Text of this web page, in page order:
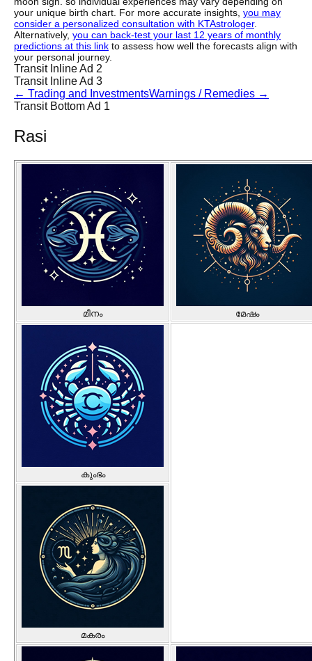
your unique birth chart. For more accurate insights, you may
consider a personalized consultation with KTAstrologer.
Alternatively, you can back-test your last 12 years of monthly
predictions at this link to assess how well the forecasts align with
your personal journey.
Transit Inline Ad 2
Transit Inline Ad 3
← Trading and InvestmentsWarnings / Remedies →
Transit Bottom Ad 1
Rasi
മീനം മേഷം
കുംഭം
മകരം